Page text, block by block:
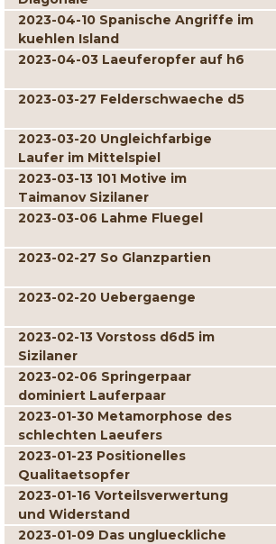
2023-04-10 Spanische Angriffe im
kuehlen Island
2023-04-03 Laeuferopfer auf h6
2023-03-27 Felderschwaeche d5
2023-03-20 Ungleichfarbige
Laufer im Mittelspiel
2023-03-13 101 Motive im
Taimanov Sizilaner
2023-03-06 Lahme Fluegel
2023-02-27 So Glanzpartien
2023-02-20 Uebergaenge
2023-02-13 Vorstoss d6d5 im
Sizilaner
2023-02-06 Springerpaar
dominiert Lauferpaar
2023-01-30 Metamorphose des
schlechten Laeufers
2023-01-23 Positionelles
Qualitaetsopfer
2023-01-16 Vorteilsverwertung
und Widerstand
2023-01-09 Das unglueckliche